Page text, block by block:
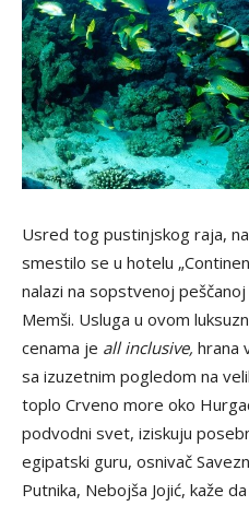
Usred tog pustinjskog raja,
smestilo se u hotelu
nalazi na sopstvenoj
Memši. Usluga u ovom
cenama je all inclusive, hrana
sa izuzetnim pogledom na
toplo Crveno more oko
podvodni svet, iziskuju
egipatski guru, osnivač
Putnika, Nebojša Jojić, kaže